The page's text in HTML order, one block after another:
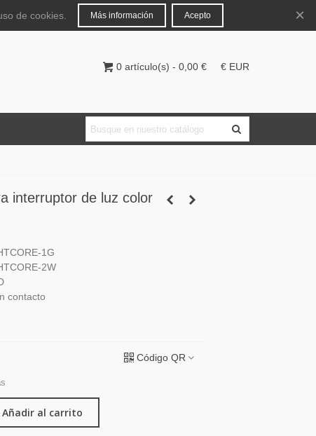
Español Iniciar sesión
0 artículo(s) - 0,00 € € EUR
interruptor de luz color
1G
2W
contacto
Código QR
Añadir al carrito
de cookies. Más información Acepto ×